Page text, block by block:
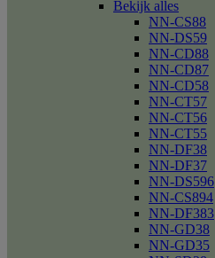
Bekijk alles
NN-CS88
NN-DS59
NN-CD88
NN-CD87
NN-CD58
NN-CT57
NN-CT56
NN-CT55
NN-DF38
NN-DF37
NN-DS596
NN-CS894
NN-DF383
NN-GD38
NN-GD35